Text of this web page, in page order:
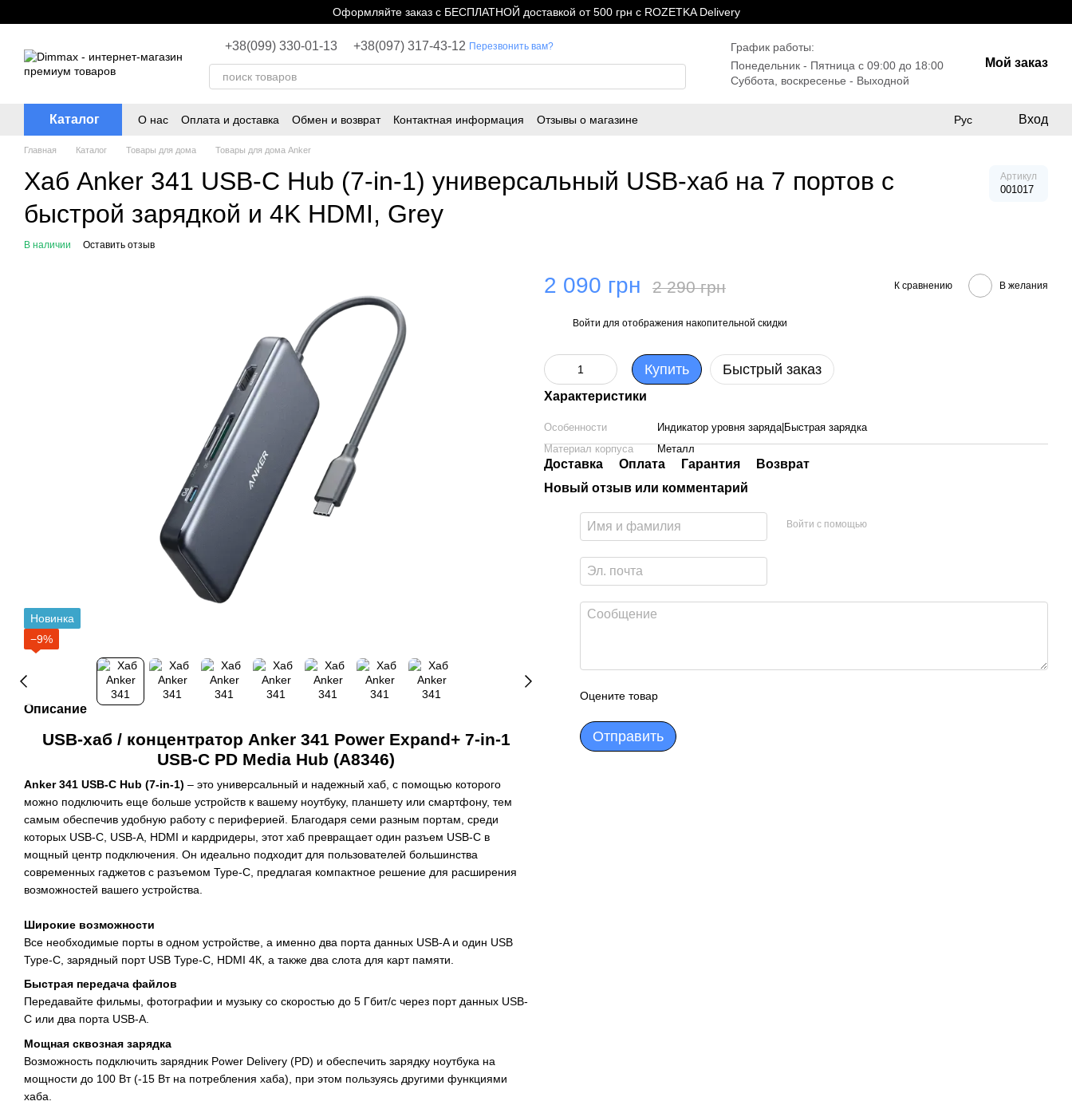
Оформляйте заказ с БЕСПЛАТНОЙ доставкой от 500 грн с ROZETKA Delivery
+38(099) 330-01-13 +38(097) 317-43-12 Перезвонить вам?
График работы:
Понедельник - Пятница с 09:00 до 18:00
Суббота, воскресенье - Выходной
Мой заказ
Каталог О нас Оплата и доставка Обмен и возврат Контактная информация Отзывы о магазине Рус Вход
Главная Каталог Товары для дома Товары для дома Anker
Хаб Anker 341 USB-C Hub (7-in-1) универсальный USB-хаб на 7 портов с
быстрой зарядкой и 4K HDMI, Grey
Артикул
001017
В наличии Оставить отзыв
Новинка
−9%
Описание
USB-хаб / концентратор Anker 341 Power Expand+ 7-in-1
USB-C PD Media Hub (A8346)
Anker 341 USB-C Hub (7-in-1) – это универсальный и надежный хаб, с помощью которого
можно подключить еще больше устройств к вашему ноутбуку, планшету или смартфону, тем
самым обеспечив удобную работу с периферией. Благодаря семи разным портам, среди
которых USB-C, USB-A, HDMI и кардридеры, этот хаб превращает один разъем USB-C в
мощный центр подключения. Он идеально подходит для пользователей большинства
современных гаджетов с разъемом Type-C, предлагая компактное решение для расширения
возможностей вашего устройства.
Широкие возможности
Все необходимые порты в одном устройстве, а именно два порта данных USB-A и один USB
Type-C, зарядный порт USB Type-C, HDMI 4К, а также два слота для карт памяти.
Быстрая передача файлов
Передавайте фильмы, фотографии и музыку со скоростью до 5 Гбит/с через порт данных USB-
C или два порта USB-A.
Мощная сквозная зарядка
Возможность подключить зарядник Power Delivery (PD) и обеспечить зарядку ноутбука на
мощности до 100 Вт (-15 Вт на потребления хаба), при этом пользуясь другими функциями
хаба.
2 090 грн 2 290 грн К сравнению В желания
Войти для отображения накопительной скидки
Купить Быстрый заказ
Характеристики
Особенности
Индикатор уровня заряда|Быстрая зарядка
Материал корпуса
Металл
Доставка Оплата Гарантия
Возврат
Новый отзыв или комментарий
Войти с помощью
Оцените товар
Отправить